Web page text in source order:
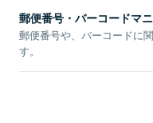
郵便番号・バーコードマ
郵便番号や、バーコードに
す。